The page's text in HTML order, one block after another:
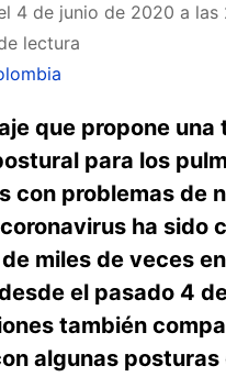
4 de junio de 2020 a las
lectura
que propone una
para los
con problemas de
ha sido
miles de veces
el pasado 4
también
algunas posturas